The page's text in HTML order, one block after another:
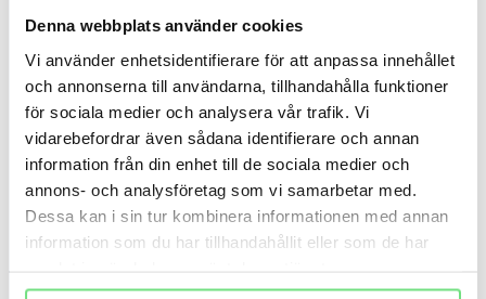
Denna webbplats använder cookies
Vi använder enhetsidentifierare för att anpassa innehållet
och annonserna till användarna, tillhandahålla funktioner
för sociala medier och analysera vår trafik. Vi
vidarebefordrar även sådana identifierare och annan
information från din enhet till de sociala medier och
annons- och analysföretag som vi samarbetar med.
Dessa kan i sin tur kombinera informationen med annan
information som du har tillhandahållit eller som de har
Ja, de är mycket mångsidiga och finns i många olika
stilar och färger för att passa både kommersiella
och bostadsfastigheter.
HUR UNDERHÅLLS EN KASSETTMARKIS?
Tack vare kassetten kräver de minimalt underhåll.
Det rekommenderas att rengöra duken och
mekanismen regelbundet för att säkerställa lång
livslängd.